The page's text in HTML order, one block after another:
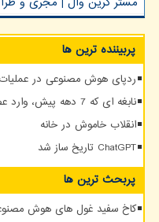
پربیننده ترین ها
ردپای هوش مصنوعی در عملیات
نابغه ای که 7 دهه پیش، وارد عصر هوش مصنوعی شد
انقلاب خاموش در خانه
ChatGPT تاریخ ساز شد
پربحث ترین ها
کاخ سفید غول های هوش